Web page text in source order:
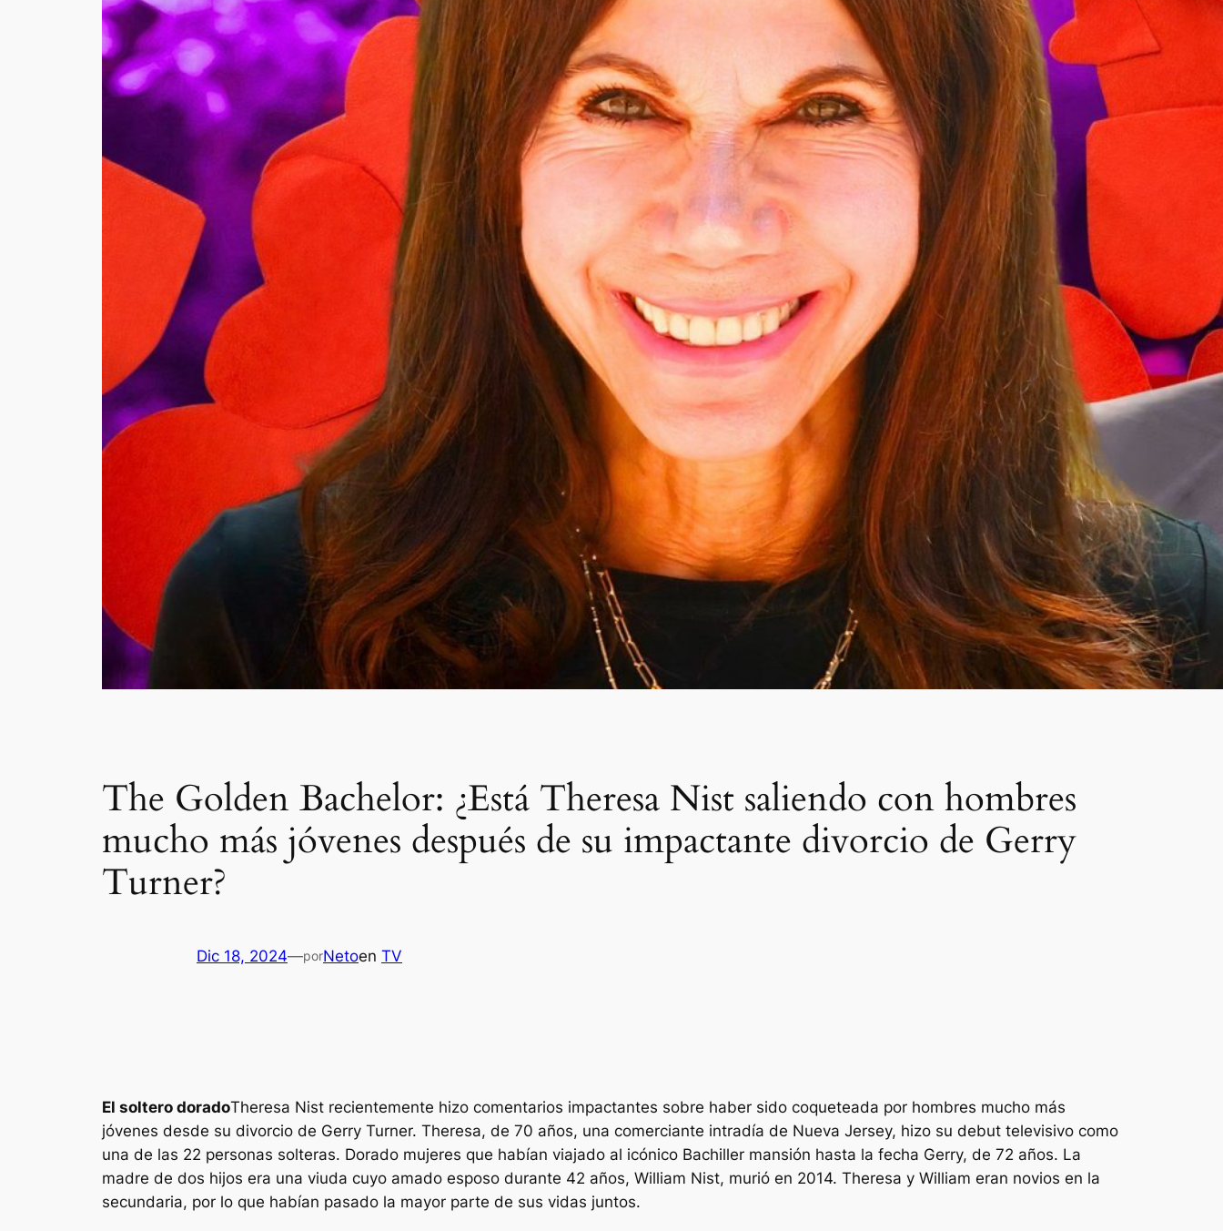
The Golden Bachelor: ¿Está Theresa Nist saliendo con hombres
mucho más jóvenes después de su impactante divorcio de Gerry
Turner?
Dic 18, 2024—porNetoen TV
El soltero doradoTheresa Nist recientemente hizo comentarios impactantes sobre haber sido coqueteada por hombres mucho más
jóvenes desde su divorcio de Gerry Turner. Theresa, de 70 años, una comerciante intradía de Nueva Jersey, hizo su debut televisivo como
una de las 22 personas solteras. Dorado mujeres que habían viajado al icónico Bachiller mansión hasta la fecha Gerry, de 72 años. La
madre de dos hijos era una viuda cuyo amado esposo durante 42 años, William Nist, murió en 2014. Theresa y William eran novios en la
secundaria, por lo que habían pasado la mayor parte de sus vidas juntos.